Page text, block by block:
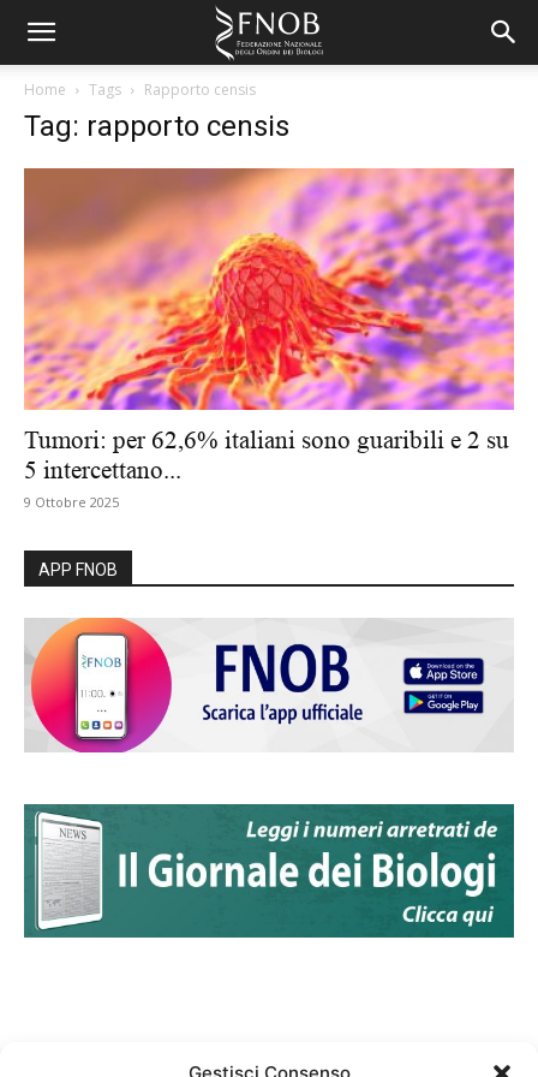
Home Tags Rapporto censis
Tag: rapporto censis
Tumori: per 62,6% italiani sono guaribili e 2 su
5 intercettano...
9 Ottobre 2025
APP FNOB